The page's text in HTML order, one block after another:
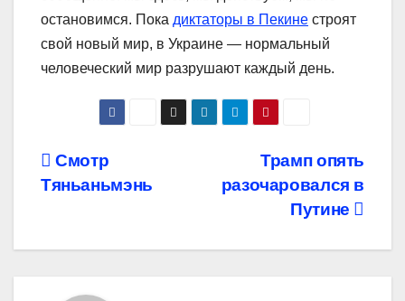
остановимся. Пока диктаторы в Пекине строят
свой новый мир, в Украине — нормальный
человеческий мир разрушают каждый день.
Навигация
записям
Трамп опять
разочаровался в
Путине
Смотр
Тяньаньмэнь